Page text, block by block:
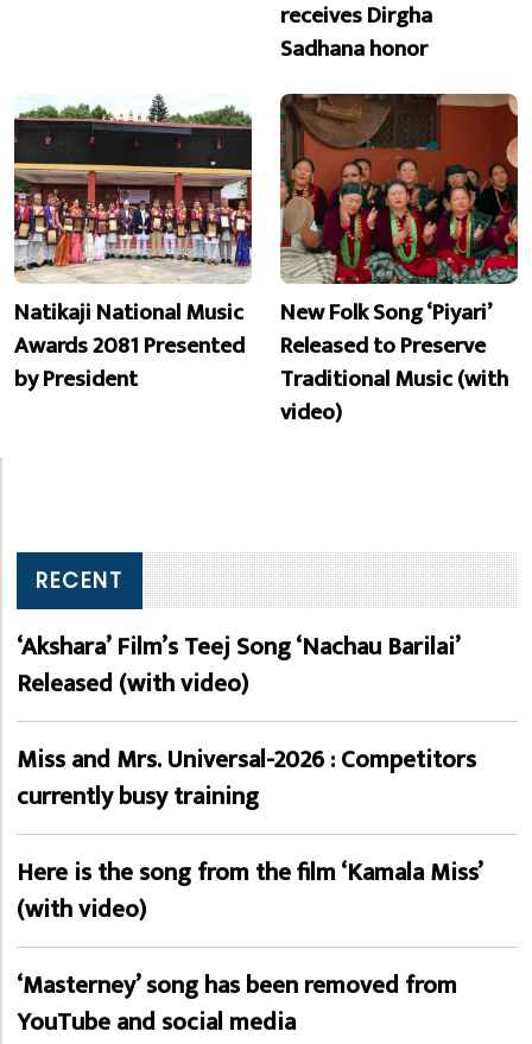
receives Dirgha
Sadhana honor
Natikaji National Music
Awards 2081 Presented
by President
New Folk Song ‘Piyari’
Released to Preserve
Traditional Music (with
video)
RECENT
‘Akshara’ Film’s Teej Song ‘Nachau Barilai’
Released (with video)
Miss and Mrs. Universal-2026 : Competitors
currently busy training
Here is the song from the film ‘Kamala Miss’
(with video)
‘Masterney’ song has been removed from
YouTube and social media